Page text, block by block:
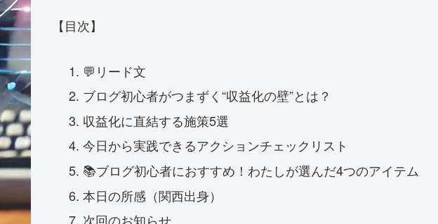
【目次】
💬リード文
ブログ初心者がつまずく“収益化の壁”とは？
収益化に直結する施策5選
今日から実践できるアクションチェックリスト
📚ブログ初心者におすすめ！わたしが選んだ4つのアイテム
本日の所感（関西出身）
次回のお知らせ